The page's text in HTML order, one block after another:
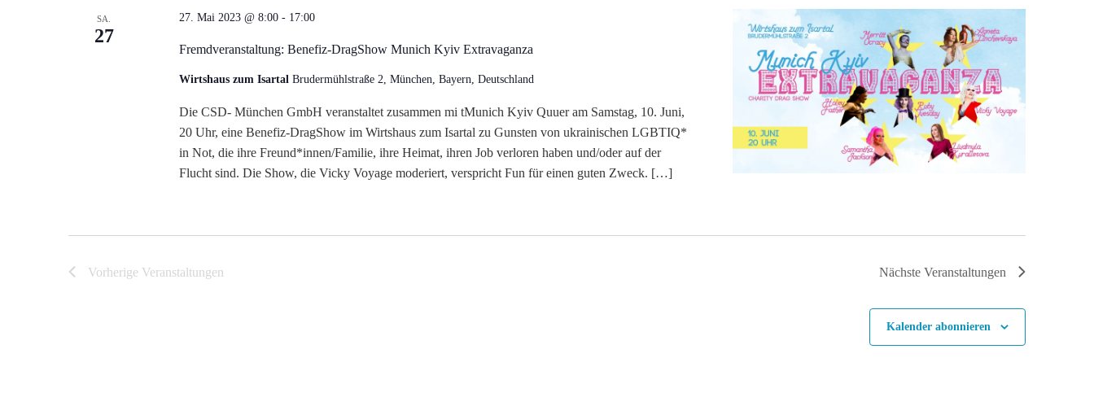
SA.
27
Fremdveranstaltung: Benefiz-DragShow Munich Kyiv Extravaganza
27. Mai 2023 @ 8:00- 17:00
Wirtshaus zum Isartal Brudermühlstraße 2, München, Bayern, Deutschland
Die CSD- München GmbH veranstaltet zusammen mi tMunich Kyiv Quuer am Samstag, 10. Juni,
20 Uhr, eine Benefiz-DragShow im Wirtshaus zum Isartal zu Gunsten von ukrainischen LGBTIQ*
in Not, die ihre Freund*innen/Familie, ihre Heimat, ihren Job verloren haben und/oder auf der
Flucht sind. Die Show, die Vicky Voyage moderiert, verspricht Fun für einen guten Zweck. […]
Vorherige Veranstaltungen Nächste Veranstaltungen
Kalender abonnieren